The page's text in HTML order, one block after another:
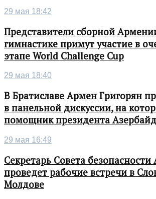
29 мая 18:42
Представители сборной
гимнастике примут участие в
этапе World Challenge Cup
29 мая 18:40
В Братиславе Армен Григорян
в панельной дискуссии, на
помощник президента
29 мая 16:49
Секретарь Совета
проведет рабочие встречи в
Молдове